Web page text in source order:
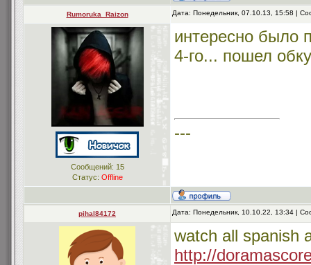
Rumoruka_Raizon Дата: Понедельник, 07.10.13, 15:58 |
Сообщений: 15
Статус: Offline
интересно было
4-го... пошел
---
pihal84172 Дата: Понедельник, 10.10.22, 13:34 |
watch all spanish
http://